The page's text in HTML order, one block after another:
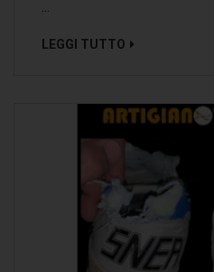
...
LEGGI TUTTO